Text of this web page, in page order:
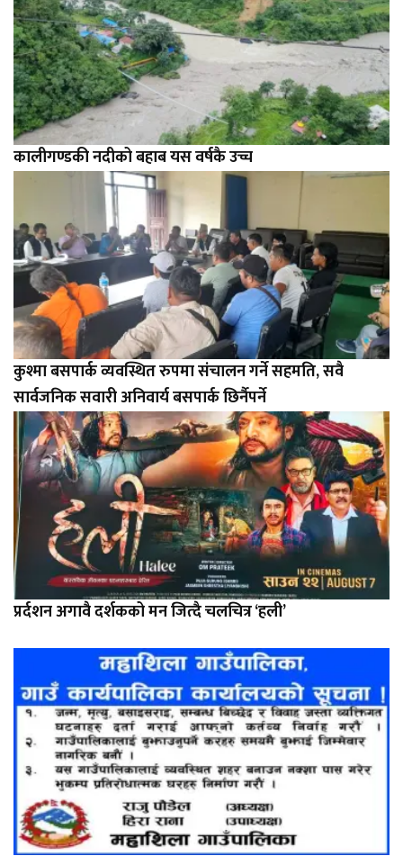
कालीगण्डकी नदीको बहाब यस वर्षकै उच्च
कुश्मा बसपार्क व्यवस्थित रुपमा संचालन गर्ने सहमति, सवै
सार्वजनिक सवारी अनिवार्य बसपार्क छिर्नैपर्ने
प्रर्दशन अगावै दर्शकको मन जित्दै चलचित्र ‘हली’